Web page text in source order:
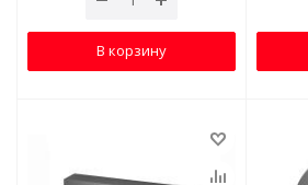
В корзину